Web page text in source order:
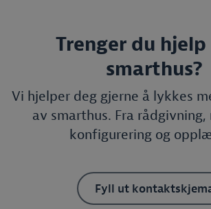
Trenger du hjelp
smarthus?
Vi hjelper deg gjerne å lykkes
av smarthus. Fra
konfigurering og
Fyll ut